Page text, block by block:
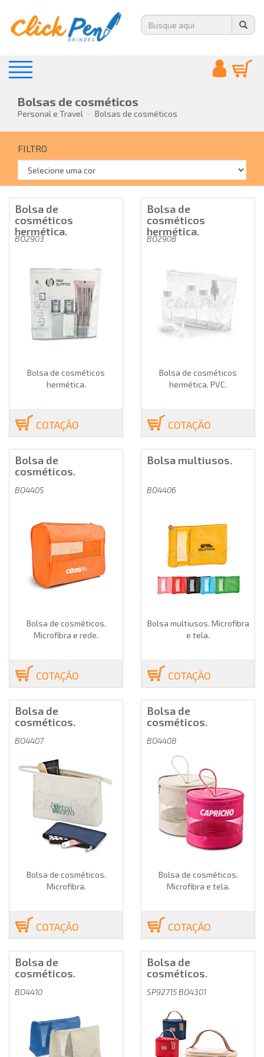
Bolsas de cosméticos
Personal e Travel Bolsas de cosméticos
FILTRO
Bolsa de
cosméticos
hermética.
BO2903
Bolsa de cosméticos
hermética.
COTAÇÃO
Bolsa de
cosméticos
hermética.
BO2908
Bolsa de cosméticos
hermética. PVC.
COTAÇÃO
Bolsa de
cosméticos.
BO4405
Bolsa de cosméticos.
Microfibra e rede.
COTAÇÃO
Bolsa multiusos.
BO4406
Bolsa multiusos. Microfibra
e tela.
COTAÇÃO
Bolsa de
cosméticos.
BO4407
Bolsa de cosméticos.
Microfibra.
COTAÇÃO
Bolsa de
cosméticos.
BO4408
Bolsa de cosméticos.
Microfibra e tela.
COTAÇÃO
Bolsa de
cosméticos.
BO4410
Bolsa de
cosméticos.
SP92715 BO4301